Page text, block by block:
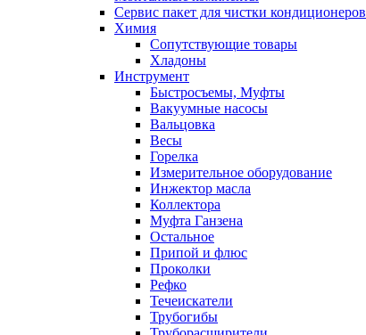
Сервис пакет для чистки кондиционеров
Химия
Сопутствующие товары
Хладоны
Инструмент
Быстросъемы, Муфты
Вакуумные насосы
Вальцовка
Весы
Горелка
Измерительное оборудование
Инжектор масла
Коллектора
Муфта Ганзена
Остальное
Припой и флюс
Проколки
Рефко
Течеискатели
Трубогибы